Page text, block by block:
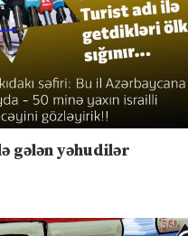
gələn yəhudilər